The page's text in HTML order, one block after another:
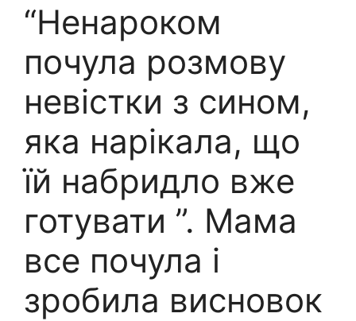
“Ненароком
почула розмову
невістки з сином,
яка нарікала, що
їй набридло вже
готувати ”. Мама
все почула і
зробила висновок